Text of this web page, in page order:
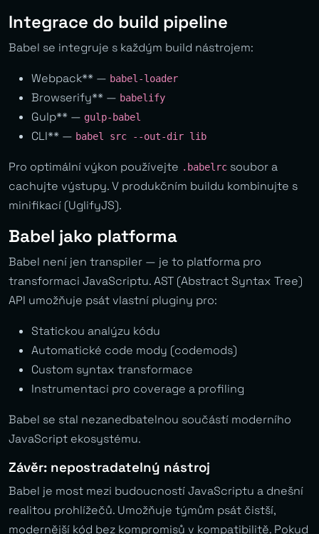
Integrace do build pipeline
Babel se integruje s každým build nástrojem:
Webpack** — babel-loader
Browserify** — babelify
Gulp** — gulp-babel
CLI** — babel src --out-dir lib
Pro optimální výkon používejte .babelrc soubor a
cachujte výstupy. V produkčním buildu kombinujte s
minifikací (UglifyJS).
Babel jako platforma
Babel není jen transpiler — je to platforma pro
transformaci JavaScriptu. AST (Abstract Syntax Tree)
API umožňuje psát vlastní pluginy pro:
Statickou analýzu kódu
Automatické code mody (codemods)
Custom syntax transformace
Instrumentaci pro coverage a profiling
Babel se stal nezanedbatelnou součástí moderního
JavaScript ekosystému.
Závěr: nepostradatelný nástroj
Babel je most mezi budoucností JavaScriptu a dnešní
realitou prohlížečů. Umožňuje týmům psát čistší,
modernější kód bez kompromisů v kompatibilitě. Pokud